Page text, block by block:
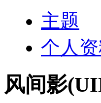
主题
个人
风间影